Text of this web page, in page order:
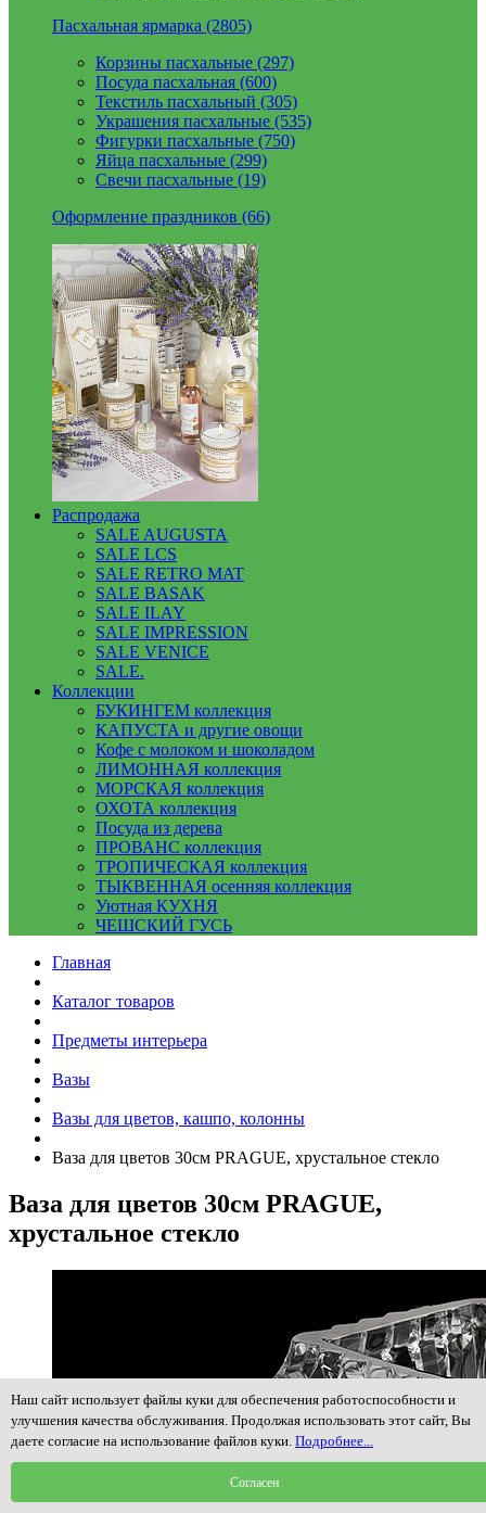
Пасхальная ярмарка (2805)
Корзины пасхальные (297)
Посуда пасхальная (600)
Текстиль пасхальный (305)
Украшения пасхальные (535)
Фигурки пасхальные (750)
Яйца пасхальные (299)
Свечи пасхальные (19)
Оформление праздников (66)
Распродажа
SALE AUGUSTA
SALE LCS
SALE RETRO MAT
SALE BASAK
SALE ILAY
SALE IMPRESSION
SALE VENICE
SALE.
Коллекции
БУКИНГЕМ коллекция
КАПУСТА и другие овощи
Кофе с молоком и шоколадом
ЛИМОННАЯ коллекция
МОРСКАЯ коллекция
ОХОТА коллекция
Посуда из дерева
ПРОВАНС коллекция
ТРОПИЧЕСКАЯ коллекция
ТЫКВЕННАЯ осенняя коллекция
Уютная КУХНЯ
ЧЕШСКИЙ ГУСЬ
Главная
Каталог товаров
Предметы интерьера
Вазы
Вазы для цветов, кашпо, колонны
Ваза для цветов 30см PRAGUE, хрустальное стекло
Ваза для цветов 30см PRAGUE,
хрустальное стекло
Наш сайт использует файлы куки для обеспечения работоспособности и
улучшения качества обслуживания. Продолжая использовать этот сайт, Вы
даете согласие на использование файлов куки. Подробнее...
Согласен